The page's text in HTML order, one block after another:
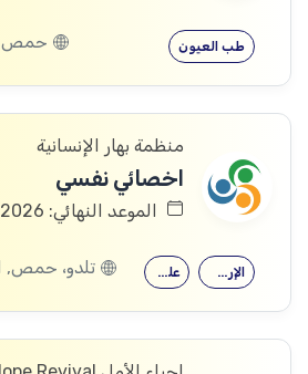
طب العيون حمص
منظمة بهار الإنسانية
اخصائي نفسي
الموعد النهائي: 17/08/2026
علم النفس الإرشاد النفسي